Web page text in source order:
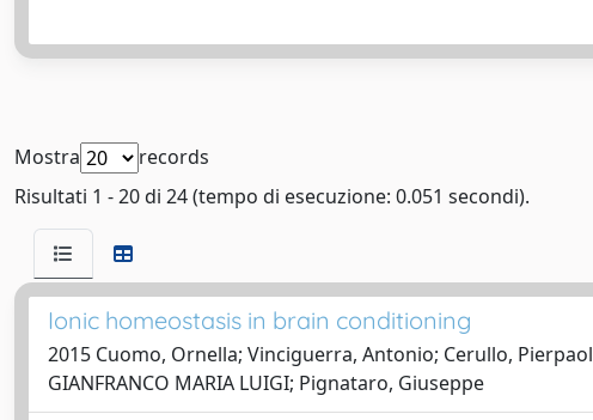
Mostra
records
Risultati 1 - 20 di 24 (tempo di esecuzione: 0.051 secondi).
Ionic homeostasis in brain conditioning
2015 Cuomo, Ornella; Vinciguerra, Antonio; Cerullo,
GIANFRANCO MARIA LUIGI; Pignataro, Giuseppe